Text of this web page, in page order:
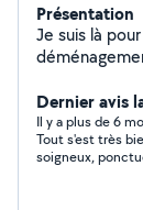
Présentation
Je suis là
Dernier avis
Il y a plus de 6
Tout s'est très
soigneux, ponctuel. Bon rapport qualité/prix. Nous